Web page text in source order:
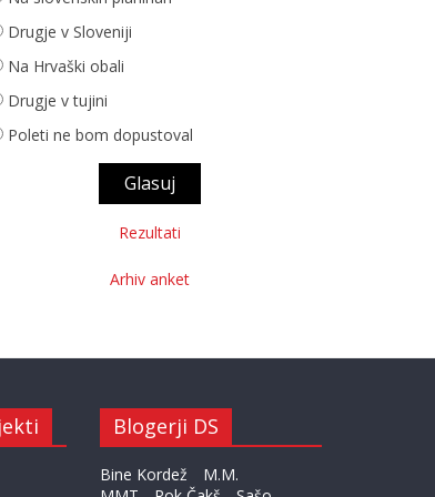
Drugje v Sloveniji
Na Hrvaški obali
Drugje v tujini
Poleti ne bom dopustoval
Rezultati
Arhiv anket
Blogerji DS
Bine Kordež
M.M.